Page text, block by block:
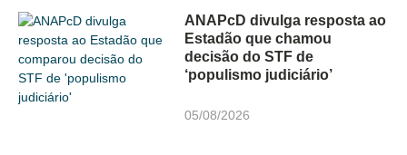
ANAPcD divulga resposta ao
Estadão que chamou
decisão do STF de
‘populismo judiciário’
05/08/2026